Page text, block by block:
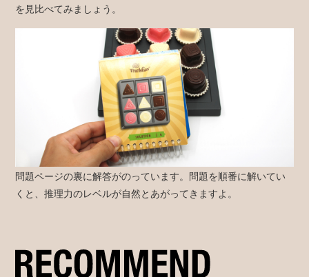
を見比べてみましょう。
問題ページの裏に解答がのっています。問題を順番に解いてい
くと、推理力のレベルが自然とあがってきますよ。